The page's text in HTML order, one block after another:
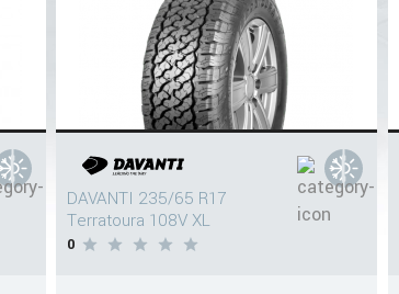
DAVANTI 235/65 R17
Terratoura 108V XL
0